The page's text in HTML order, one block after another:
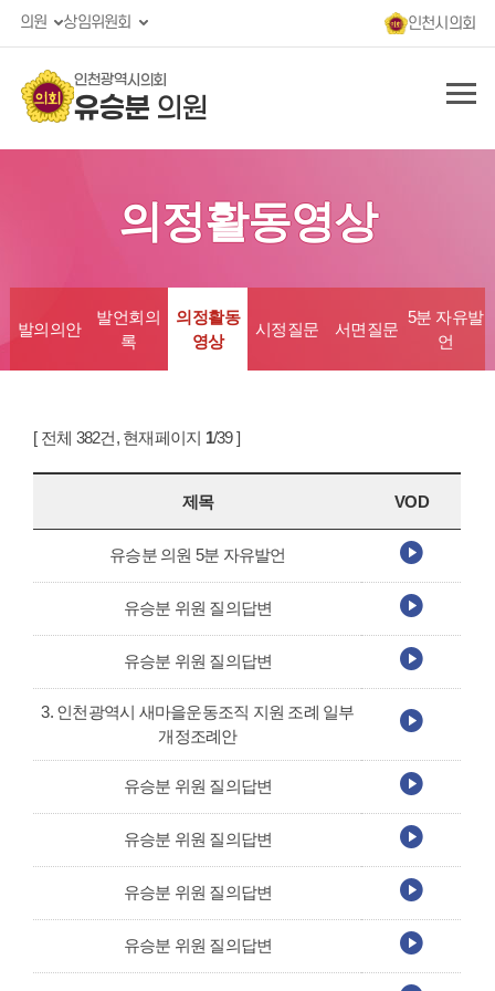
의원 상임위원회 인천시의회
인천광역시의회
유승분 의원
의정활동영상
발의의안
발언회의
록
의정활동
영상
시정질문 서면질문
5분 자유발
언
[ 전체 382건, 현재페이지 1/39 ]
제목 VOD
유승분 의원 5분 자유발언
유승분 위원 질의답변
유승분 위원 질의답변
3. 인천광역시 새마을운동조직 지원 조례 일부
개정조례안
유승분 위원 질의답변
유승분 위원 질의답변
유승분 위원 질의답변
유승분 위원 질의답변